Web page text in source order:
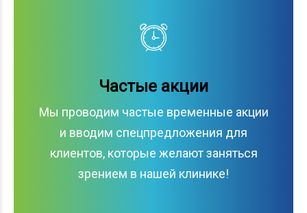
Частые акции
Мы проводим частые временные акции
и вводим спецпредложения для
клиентов, которые желают заняться
зрением в нашей клинике!